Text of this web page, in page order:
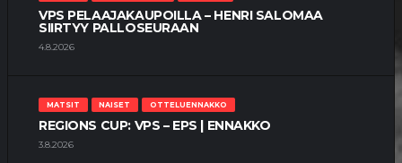
VPS PELAAJAKAUPOILLA – HENRI SALOMAA
SIIRTYY PALLOSEURAAN
4.8.2026
MATSIT NAISET OTTELUENNAKKO
REGIONS CUP: VPS – EPS | ENNAKKO
3.8.2026